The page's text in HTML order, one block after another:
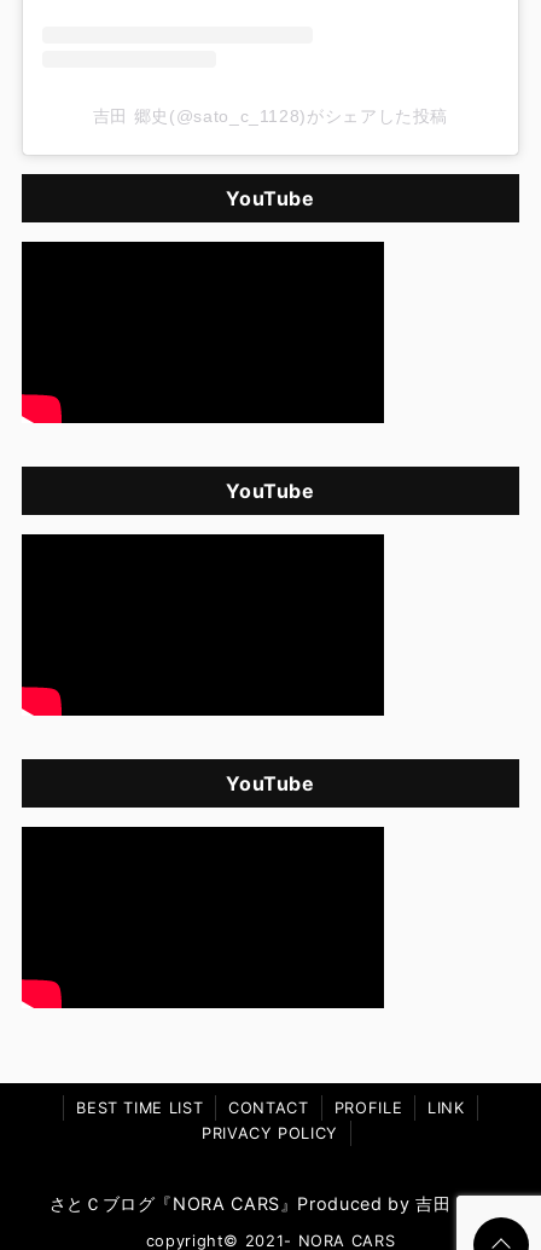
吉田 郷史(@sato_c_1128)がシェアした投稿
YouTube
YouTube
YouTube
BEST TIME LIST CONTACT PROFILE
LINK
PRIVACY POLICY
さとＣブログ『NORA CARS』Produced by 吉田 郷史
copyright© 2021- NORA CARS